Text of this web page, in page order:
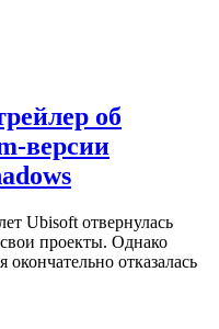
об
версии
Ubisoft отвернулась
проекты. Однако
отказалась